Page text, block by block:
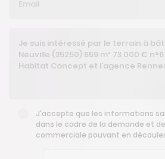
J'accepte que les informations
dans le cadre de la demande et
commerciale pouvant en